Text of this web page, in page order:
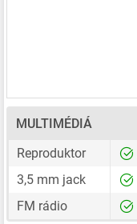
MULTIMÉDIÁ
Reproduktor
3,5 mm jack
FM rádio